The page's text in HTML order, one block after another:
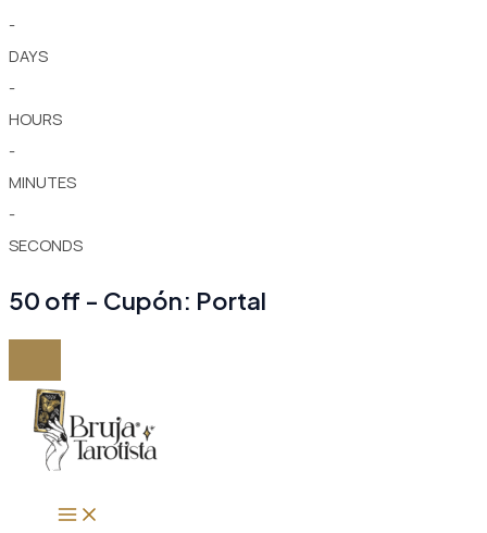
-
DAYS
-
HOURS
-
MINUTES
-
SECONDS
50 off - Cupón: Portal
contenido
MAIN
MENU